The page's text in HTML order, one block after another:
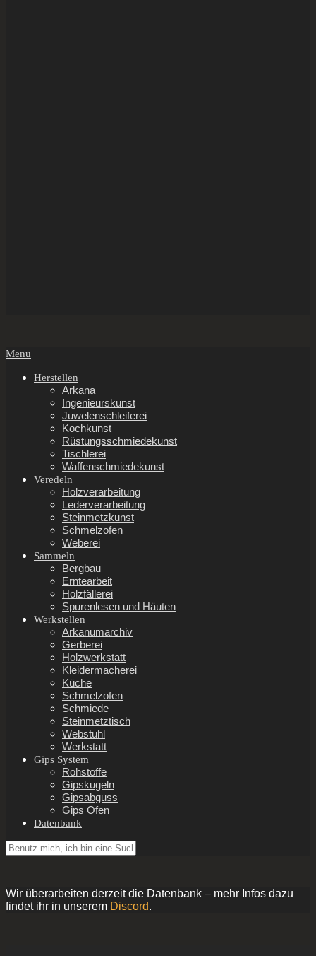
Secondary
Menu
Menu
Herstellen
Arkana
Ingenieurskunst
Juwelenschleiferei
Kochkunst
Rüstungsschmiedekunst
Tischlerei
Waffenschmiedekunst
Veredeln
Holzverarbeitung
Lederverarbeitung
Steinmetzkunst
Schmelzofen
Weberei
Sammeln
Bergbau
Erntearbeit
Holzfällerei
Spurenlesen und Häuten
Werkstellen
Arkanumarchiv
Gerberei
Holzwerkstatt
Kleidermacherei
Küche
Schmelzofen
Schmiede
Steinmetztisch
Webstuhl
Werkstatt
Gips System
Rohstoffe
Gipskugeln
Gipsabguss
Gips Ofen
Datenbank
Wir überarbeiten derzeit die Datenbank – mehr Infos dazu
findet ihr in unserem Discord.